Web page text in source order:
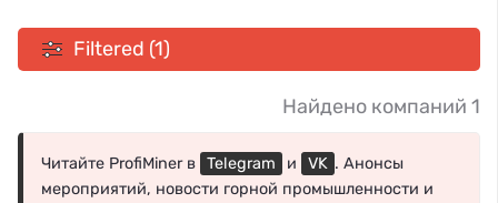
Filtered (1)
Найдено компаний 1
Читайте ProfiMiner в Telegram и VK . Анонсы
мероприятий, новости горной промышленности и